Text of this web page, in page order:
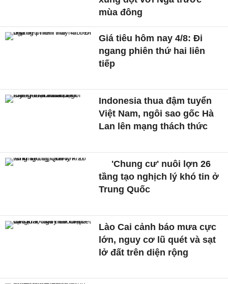
mùa đông
Giá tiêu hôm nay 4/8: Đi
ngang phiên thứ hai liên
tiếp
Indonesia thua đậm tuyển
Việt Nam, ngôi sao gốc Hà
Lan lên mạng thách thức
'Chung cư' nuôi lợn 26
tầng tạo nghịch lý khó tin ở
Trung Quốc
Lào Cai cảnh báo mưa cực
lớn, nguy cơ lũ quét và sạt
lở đất trên diện rộng